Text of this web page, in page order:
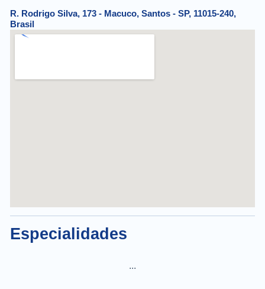
R. Rodrigo Silva, 173 - Macuco, Santos - SP, 11015-240,
Brasil
Especialidades
...